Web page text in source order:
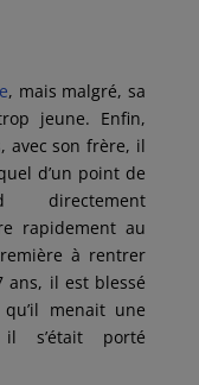
, mais malgré, sa
jeune. Enfin,
avec son frère, il
d’un point de
directement
rapidement au
à rentrer
ans, il est blessé
menait une
il s’était porté